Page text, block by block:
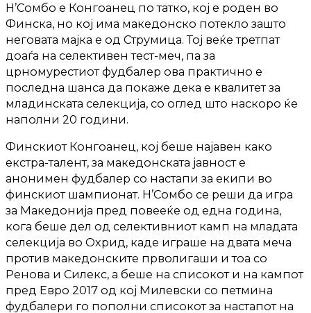
Н’Сомбо е Конгоанец по татко, кој е роден во
Финска, но кој има македонско потекло зашто
неговата мајка е од Струмица. Тој веќе третпат
доаѓа на селективен тест-меч, па за
црномурестиот фудбалер ова практично е
последна шанса да покаже дека е квалитет за
младинската селекција, со оглед што наскоро ќе
наполни 20 години.
Финскиот Конгоанец, кој беше најавен како
екстра-талент, за македонската јавност е
анонимен фудбалер со настапи за екипи во
финскиот шампионат. Н’Сомбо се реши да игра
за Македонија пред повееќе од една година,
кога беше дел од селективниот камп на младата
селекција во Охрид, каде играше на двата меча
против македонските прволигаши и тоа со
Ренова и Силекс, а беше на списокот и на кампот
пред Евро 2017 од кој Милевски со петмина
фудбалери го пополни списокот за настапот на